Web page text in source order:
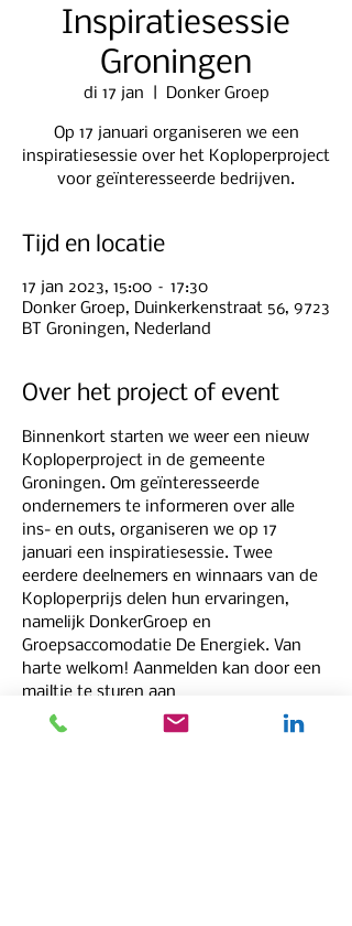
Inspiratiesessie
Groningen
di 17 jan Donker Groep
Op 17 januari organiseren we een
inspiratiesessie over het Koploperproject
voor geïnteresseerde bedrijven.
Tijd en locatie
17 jan 2023, 15:00 – 17:30
Donker Groep, Duinkerkenstraat 56, 9723
BT Groningen, Nederland
Over het project of event
Binnenkort starten we weer een nieuw
Koploperproject in de gemeente
Groningen. Om geïnteresseerde
ondernemers te informeren over alle
ins- en outs, organiseren we op 17
januari een inspiratiesessie. Twee
eerdere deelnemers en winnaars van de
Koploperprijs delen hun ervaringen,
namelijk DonkerGroep en
Groepsaccomodatie De Energiek. Van
harte welkom! Aanmelden kan door een
mailtje te sturen aan
sanne.marissen@zeroco2.nl.